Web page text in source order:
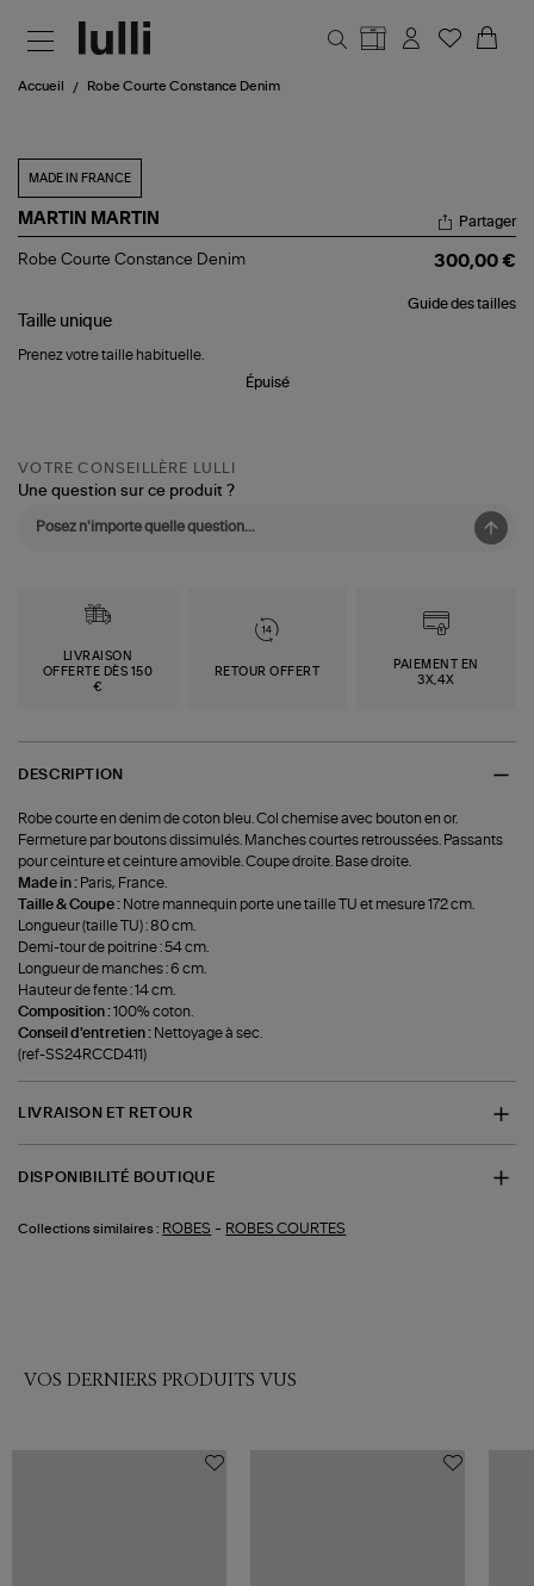
Accueil Robe Courte Constance Denim
MADE IN FRANCE
MARTIN MARTIN
Robe
Denim
Partager
Robe Courte Constance Denim 300,00 €
Guide des tailles
Taille unique
Prenez votre taille habituelle.
Épuisé
VOTRE CONSEILLÈRE LULLI
Une question sur ce produit ?
LIVRAISON
OFFERTE DÈS 150
€
RETOUR OFFERT
PAIEMENT EN
3X,4X
DESCRIPTION
Robe courte en denim de coton bleu. Col chemise avec bouton en or.
Fermeture par boutons dissimulés. Manches courtes retroussées. Passants
pour ceinture et ceinture amovible. Coupe droite. Base droite.
Made in : Paris, France.
Taille & Coupe : Notre mannequin porte une taille TU et mesure 172 cm.
Longueur (taille TU) : 80 cm.
Demi-tour de poitrine : 54 cm.
Longueur de manches : 6 cm.
Hauteur de fente : 14 cm.
Composition :100% coton.
Conseil d'entretien : Nettoyage à sec.
(ref-SS24RCCD411)
LIVRAISON ET RETOUR
DISPONIBILITÉ BOUTIQUE
Collections similaires : ROBES - ROBES COURTES
VOS DERNIERS PRODUITS VUS